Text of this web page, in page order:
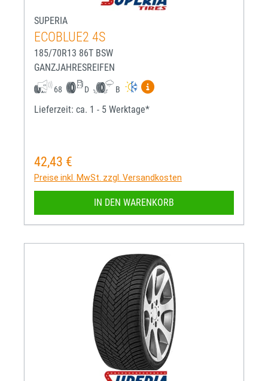
SUPERIA
ECOBLUE2 4S
185/70R13 86T BSW
GANZJAHRESREIFEN
68 D B
Mehr Informationen zum
Lieferzeit: ca. 1 - 5 Werktage*
Regulärer Preis:
42,43 €
Preise inkl. MwSt. zzgl. Versandkosten
IN DEN WARENKORB